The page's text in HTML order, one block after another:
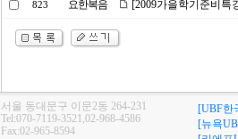
823 요한복음 [2009가을학기준비특
서울 동대문구 이문2동 264-231
Tel:070-7119-3521,02-968-4586
Fax:02-965-8594
[UBF한
[뉴욕